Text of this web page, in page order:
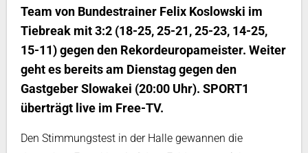
Team von Bundestrainer Felix Koslowski im
Tiebreak mit 3:2 (18-25, 25-21, 25-23, 14-25,
15-11) gegen den Rekordeuropameister. Weiter
geht es bereits am Dienstag gegen den
Gastgeber Slowakei (20:00 Uhr). SPORT1
überträgt live im Free-TV.
Den Stimmungstest in der Halle gewannen die